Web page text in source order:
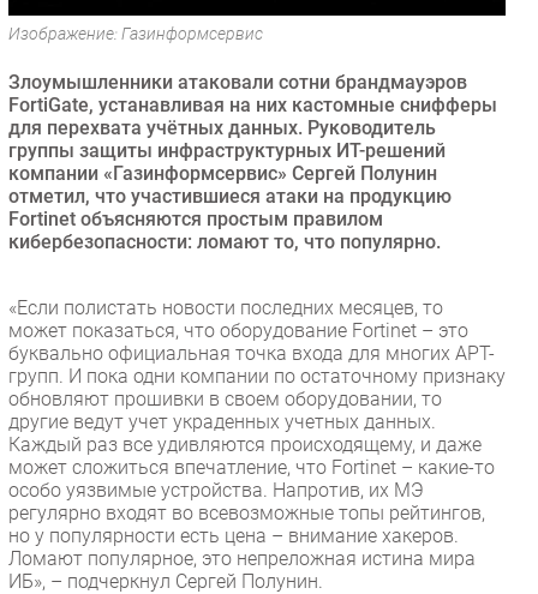
Безопасность
CIO/Управление ИТ
Гаджеты
Здоровье
РАЗДЕЛЫ
Аналитика
Интервью
Мероприятия
Проекты
IT класс
Тестовый стенд
Каталог компаний
Изображение: Газинформсервис
Злоумышленники атаковали сотни брандмауэров
FortiGate, устанавливая на них кастомные снифферы
для перехвата учётных данных. Руководитель
группы защиты инфраструктурных ИТ-решений
компании «Газинформсервис» Сергей Полунин
отметил, что участившиеся атаки на продукцию
Fortinet объясняются простым правилом
кибербезопасности: ломают то, что популярно.
«Если полистать новости последних месяцев, то
может показаться, что оборудование Fortinet – это
буквально официальная точка входа для многих APT-
групп. И пока одни компании по остаточному признаку
обновляют прошивки в своем оборудовании, то
другие ведут учет украденных учетных данных.
Каждый раз все удивляются происходящему, и даже
может сложиться впечатление, что Fortinet – какие-то
особо уязвимые устройства. Напротив, их МЭ
регулярно входят во всевозможные топы рейтингов,
но у популярности есть цена – внимание хакеров.
Ломают популярное, это непреложная истина мира
ИБ», – подчеркнул Сергей Полунин.